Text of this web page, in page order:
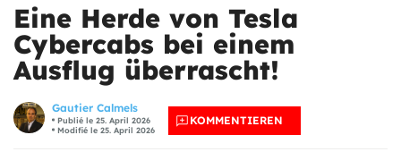
Eine Herde von Tesla
Cybercabs bei einem
Ausflug überrascht!
Gautier Calmels
Publié le 25. April 2026
Modifié le 25. April 2026
KOMMENTIEREN